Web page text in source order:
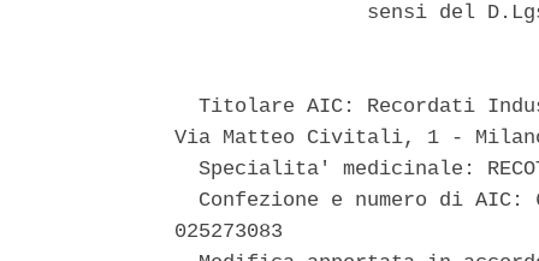
sensi del
Titolare AIC: Recordati
Via Matteo Civitali, 1 -
Specialita' medicinale:
Confezione e numero di AIC:
025273083